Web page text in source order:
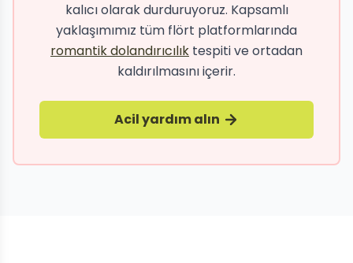
kalıcı olarak durduruyoruz. Kapsamlı
yaklaşımımız tüm flört platformlarında
romantik dolandırıcılık tespiti ve ortadan
kaldırılmasını içerir.
Acil yardım alın